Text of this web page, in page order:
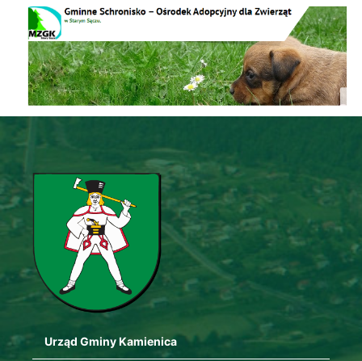
Schronisko
Urząd Gminy Kamienica